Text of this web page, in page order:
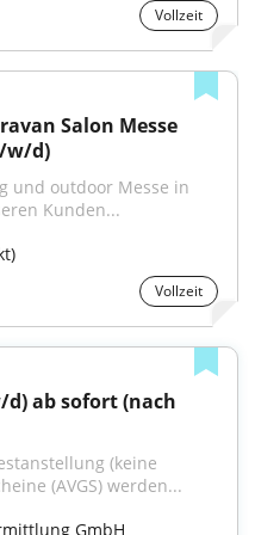
Vollzeit
Salon Messe
w/d)
und outdoor Messe in
Kunden...
Vollzeit
ab sofort (nach
(keine
(AVGS) werden...
GmbH